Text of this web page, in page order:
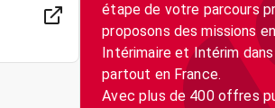
étape de votre parcours
proposons des missions
Intérimaire et Intérim
partout en France.
Avec plus de 400 offres